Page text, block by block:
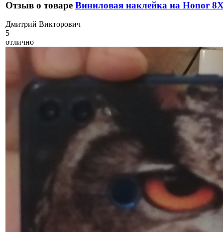
Отзыв о товаре Виниловая наклейка на Honor
Дмитрий Викторович
5
отлично